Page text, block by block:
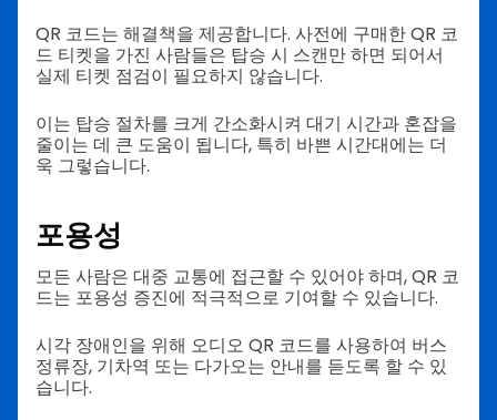
QR 코드는 해결책을 제공합니다. 사전에 구매한 QR 코
드 티켓을 가진 사람들은 탑승 시 스캔만 하면 되어서
실제 티켓 점검이 필요하지 않습니다.
이는 탑승 절차를 크게 간소화시켜 대기 시간과 혼잡을
줄이는 데 큰 도움이 됩니다, 특히 바쁜 시간대에는 더
욱 그렇습니다.
포용성
모든 사람은 대중 교통에 접근할 수 있어야 하며, QR 코
드는 포용성 증진에 적극적으로 기여할 수 있습니다.
시각 장애인을 위해 오디오 QR 코드를 사용하여 버스
정류장, 기차역 또는 다가오는 안내를 듣도록 할 수 있
습니다.